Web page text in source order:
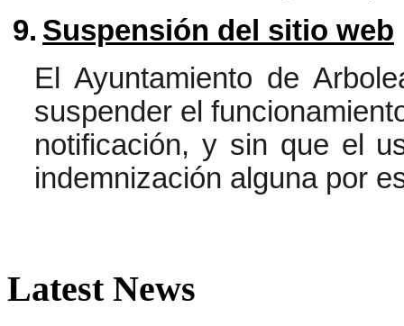
9. Suspensión del sitio web
El Ayuntamiento de
suspender el
notificación, y sin que el
indemnización alguna por
LatestNews